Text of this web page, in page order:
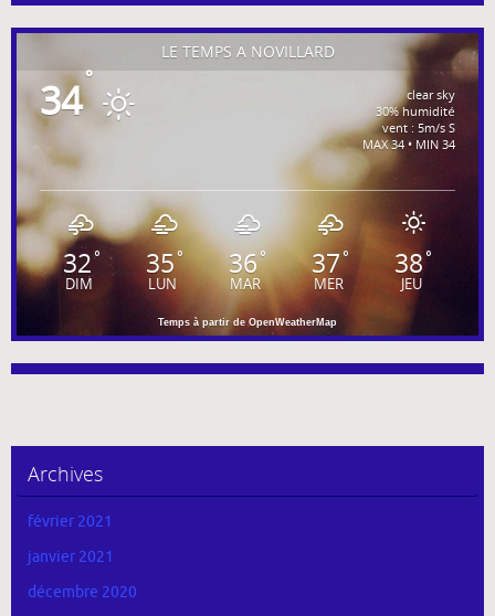
LE TEMPS À NOVILLARD
34°
clear sky
30% humidité
vent : 5m/s S
MAX 34 • MIN 34
32°
DIM
35°
LUN
36°
MAR
37°
MER
38°
JEU
Temps à partir de OpenWeatherMap
Archives
février 2021
janvier 2021
décembre 2020